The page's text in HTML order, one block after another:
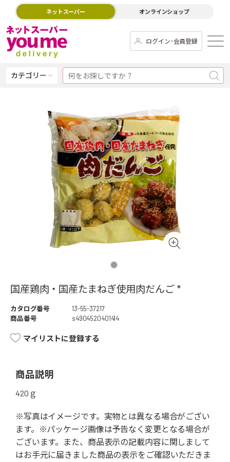
ネットスーパー オンラインショップ
ログイン･会員登録
カテゴリー
国産鶏肉・国産たまねぎ使用肉だんご *
カタログ番号
13-55-37217
商品番号
s4904520401414
マイリストに登録する
商品説明
420ｇ
※写真はイメージです。実物とは異なる場合がござい
ます。※パッケージ画像は予告なく変更となる場合が
ございます。また、商品表示の記載内容に関しまして
はお手元に届きました商品の表示をご確認いただきま